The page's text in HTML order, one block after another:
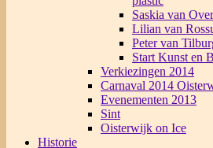
Saskia van
Lilian van
Peter van
Start Kunst en
Verkiezingen 2014
Carnaval 2014
Evenementen 2013
Sint
Oisterwijk on Ice
Historie